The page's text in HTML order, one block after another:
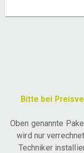
Bitte bei
Oben genannte
wird nur
Techniker